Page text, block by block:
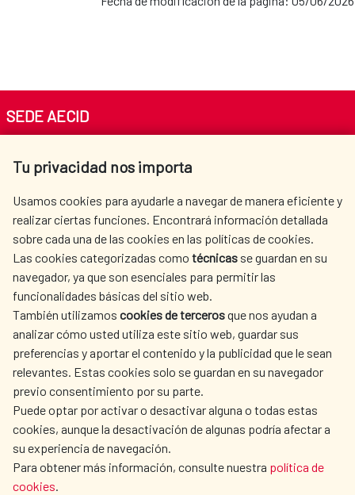
Tu privacidad nos importa
Usamos cookies para ayudarle a navegar de manera eficiente y
realizar ciertas funciones. Encontrará información detallada
sobre cada una de las cookies en las políticas de cookies.
Las cookies categorizadas como técnicas se guardan en su
navegador, ya que son esenciales para permitir las
funcionalidades básicas del sitio web.
También utilizamos cookies de tercerosque nos ayudan a
analizar cómo usted utiliza este sitio web, guardar sus
preferencias y aportar el contenido y la publicidad que le sean
relevantes. Estas cookies solo se guardan en su navegador
previo consentimiento por su parte.
Puede optar por activar o desactivar alguna o todas estas
cookies, aunque la desactivación de algunas podría afectar a
su experiencia de navegación.
Para obtener más información, consulte nuestra política de
cookies.
SEDE AECID
Tel. +34 900 20 30 54​​​​​​​
AECID
WHERE DO WE COOPERATE?
SPANISH HUMANITARIAN
ACTION
PRESS ROOM
CULTURE AND SCIENCE LIBRARY
OUR SOCIAL MEDIA